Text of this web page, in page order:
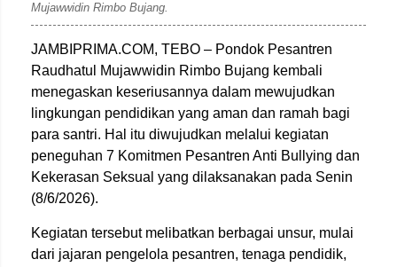
Mujawwidin Rimbo Bujang.
JAMBIPRIMA.COM, TEBO – Pondok Pesantren
Raudhatul Mujawwidin Rimbo Bujang kembali
menegaskan keseriusannya dalam mewujudkan
lingkungan pendidikan yang aman dan ramah bagi
para santri. Hal itu diwujudkan melalui kegiatan
peneguhan 7 Komitmen Pesantren Anti Bullying dan
Kekerasan Seksual yang dilaksanakan pada Senin
(8/6/2026).
Kegiatan tersebut melibatkan berbagai unsur, mulai
dari jajaran pengelola pesantren, tenaga pendidik,